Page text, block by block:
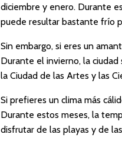
diciembre y enero. Durante
puede resultar bastante frío
Sin embargo, si eres un
Durante el invierno, la
la Ciudad de las Artes y las
Si prefieres un clima más
Durante estos meses, la
disfrutar de las playas y de